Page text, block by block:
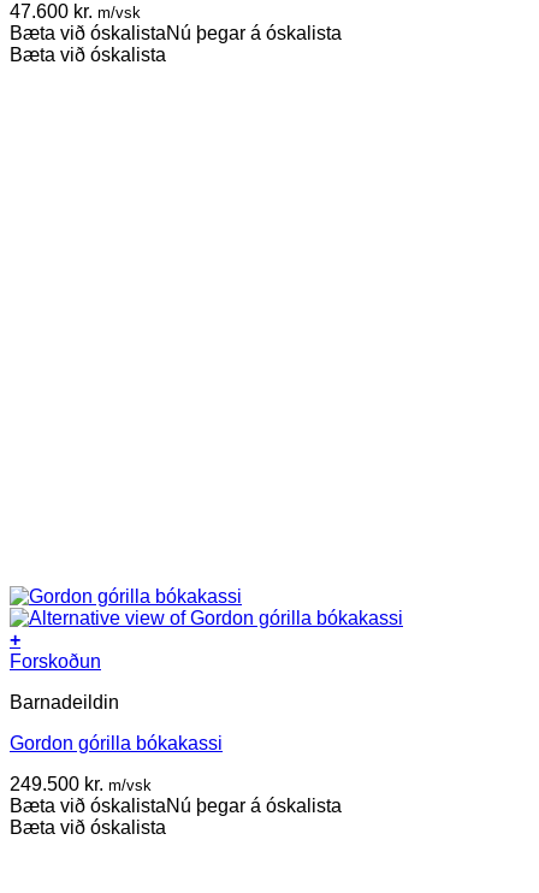
47.600 kr. m/vsk
Bæta við óskalistaNú þegar á óskalista
Bæta við óskalista
+
Forskoðun
Barnadeildin
Gordon górilla bókakassi
249.500 kr. m/vsk
Bæta við óskalistaNú þegar á óskalista
Bæta við óskalista